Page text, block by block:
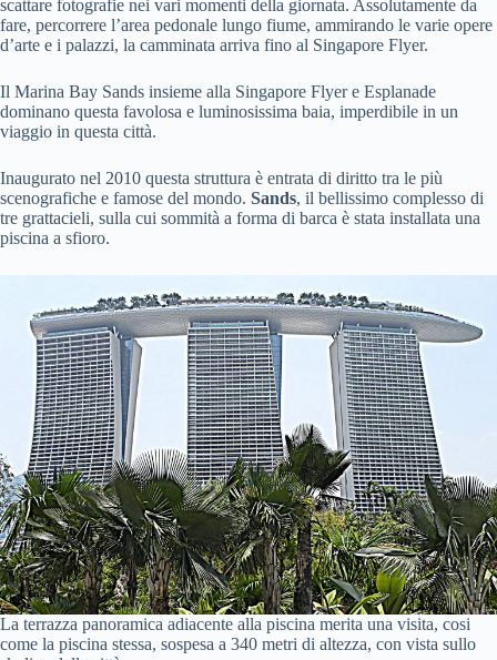
scattare fotografie nei vari momenti della giornata. Assolutamente da
fare, percorrere l’area pedonale lungo fiume, ammirando le varie opere
d’arte e i palazzi, la camminata arriva fino al Singapore Flyer.
Il Marina Bay Sands insieme alla Singapore Flyer e Esplanade
dominano questa favolosa e luminosissima baia, imperdibile in un
viaggio in questa città.
Inaugurato nel 2010 questa struttura è entrata di diritto tra le più
scenografiche e famose del mondo. Sands, il bellissimo complesso di
tre grattacieli, sulla cui sommità a forma di barca è stata installata una
piscina a sfioro.
La terrazza panoramica adiacente alla piscina merita una visita, cosi
come la piscina stessa, sospesa a 340 metri di altezza, con vista sullo